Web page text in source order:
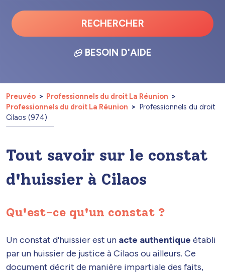
RECHERCHER
BESOIN D'AIDE
Preuvéo
Professionnels du droit La Réunion
Professionnels du droit La Réunion
Professionnels du droit
Cilaos (974)
Tout savoir sur le constat
d'huissier à Cilaos
Qu'est-ce qu'un constat ?
Un constat d'huissier est un acte authentique établi
par un huissier de justice à Cilaos ou ailleurs. Ce
document décrit de manière impartiale des faits,